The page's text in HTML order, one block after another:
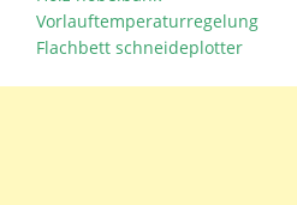
Vorlauftemperaturregelung
Flachbett schneideplotter